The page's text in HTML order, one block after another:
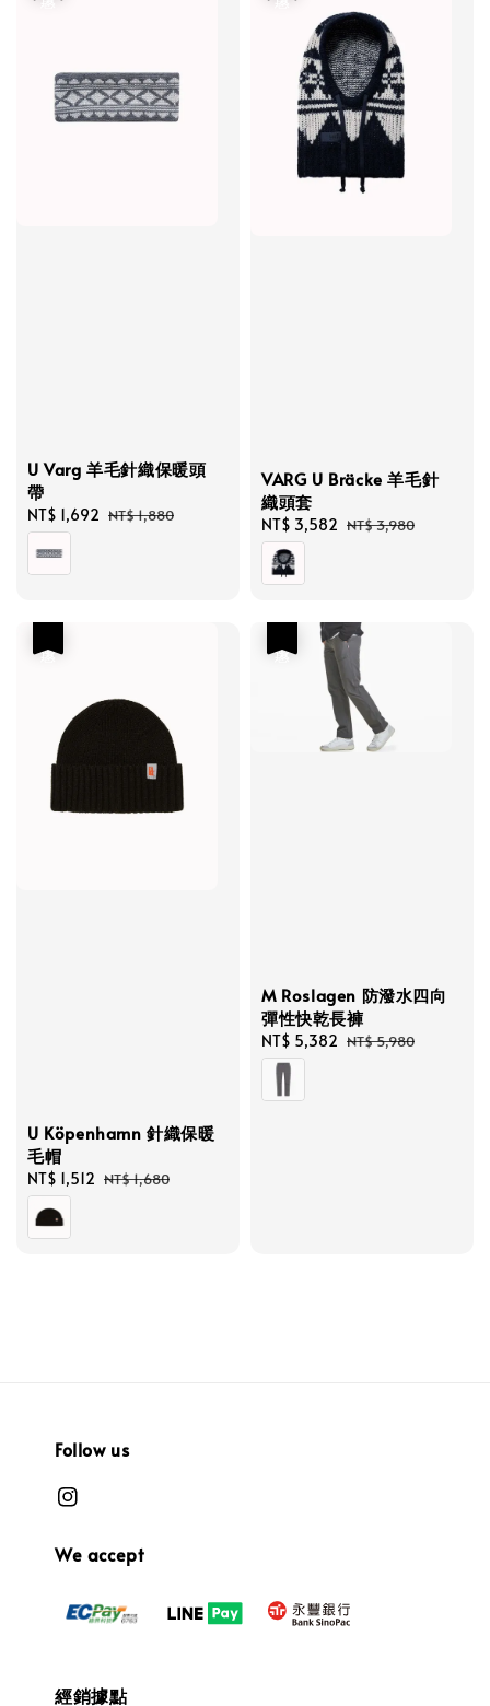
U Varg 羊毛針織保暖頭
帶
Sale
price
NT$ 1,692 Regular
NT$ 1,880
VARG U Bräcke 羊毛針
織頭套
Sale
price
NT$ 3,582 Regular
NT$ 3,980
U Köpenhamn 針織保暖
毛帽
Sale
price
NT$ 1,512 Regular
NT$ 1,680
M Roslagen 防潑水四向
彈性快乾長褲
Sale
price
NT$ 5,382 Regular
NT$ 5,980
Follow us
We accept
經銷據點